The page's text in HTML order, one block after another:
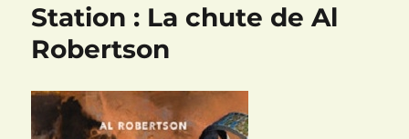
Lune,
Blues
pour
Irontown
Station : La chute de Al
Robertson